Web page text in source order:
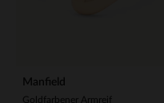
Manfield
Goldfarbener Armreif